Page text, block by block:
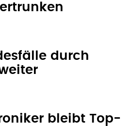
durch
bleibt Top-